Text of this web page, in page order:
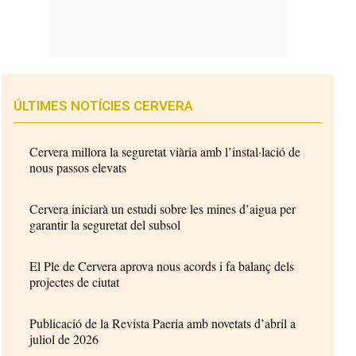
ÚLTIMES NOTÍCIES CERVERA
Cervera millora la seguretat viària amb l’instal·lació de
nous passos elevats
Cervera iniciarà un estudi sobre les mines d’aigua per
garantir la seguretat del subsol
El Ple de Cervera aprova nous acords i fa balanç dels
projectes de ciutat
Publicació de la Revista Paeria amb novetats d’abril a
juliol de 2026